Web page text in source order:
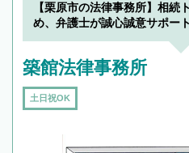
【栗原市の法律事務所】相続
め、弁護士が誠心誠意サポー
築館法律事務所
土日祝OK